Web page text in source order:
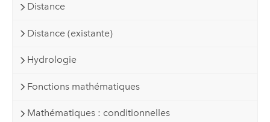
Distance
Distance (existante)
Hydrologie
Fonctions mathématiques
Mathématiques : conditionnelles